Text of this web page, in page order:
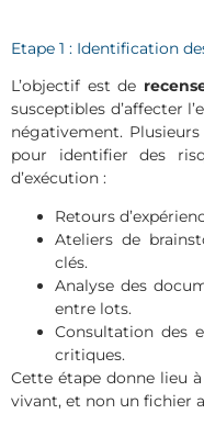
Etape 1 : Identification
L’objectif est de
susceptibles d’affecter
négativement.
pour identifier des
d’exécution :
Retours
Ateliers de
clés.
Analyse des
entre lots.
Consultation des
critiques.
Cette étape donne lieu
vivant, et non un fichier